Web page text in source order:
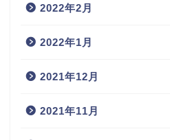
2022年2月
2022年1月
2021年12月
2021年11月